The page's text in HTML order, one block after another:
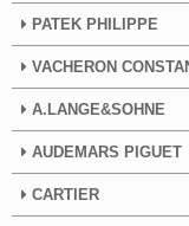
PATEK PHILIPPE
VACHERON
A.LANGE&SOHNE
AUDEMARS PIGUET
CARTIER